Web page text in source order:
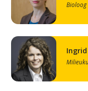
Bioloog